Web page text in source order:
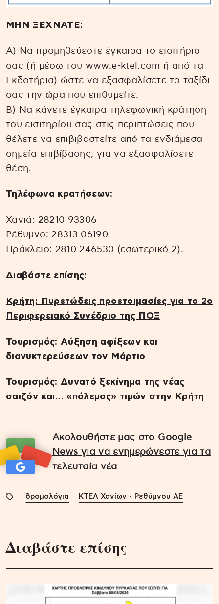
ΜΗΝ ΞΕΧΝΑΤΕ:
Α) Να προμηθεύεστε έγκαιρα το εισιτήριο
σας (ή μέσω του www.e-ktel.com ή από τα
Εκδοτήρια) ώστε να εξασφαλίσετε το ταξίδι
σας την ώρα που επιθυμείτε.
Β) Να κάνετε έγκαιρα τηλεφωνική κράτηση
του εισιτηρίου σας στις περιπτώσεις που
θέλετε να επιβιβαστείτε από τα ενδιάμεσα
σημεία επιβίβασης, για να εξασφαλίσετε
θέση.
Τηλέφωνα κρατήσεων:
Χανιά: 28210 93306
Ρέθυμνο: 28313 06190
Ηράκλειο: 2810 246530 (εσωτερικό 2).
Διαβάστε επίσης:
Κρήτη: Πυρετώδεις προετοιμασίες για το 2ο
Περιφερειακό Συνέδριο της ΠΟΞ
Τουρισμός: Αύξηση αφίξεων και
διανυκτερεύσεων τον Μάρτιο
Τουρισμός: Δυνατό ξεκίνημα της νέας
σαιζόν και… «πόλεμος» τιμών στην Κρήτη
Ακολουθήστε μας στο Google
News για να ενημερώνεστε για τα
τελευταία νέα
δρομολόγια ΚΤΕΛ Χανίων - Ρεθύμνου ΑΕ
Διαβάστε επίσης